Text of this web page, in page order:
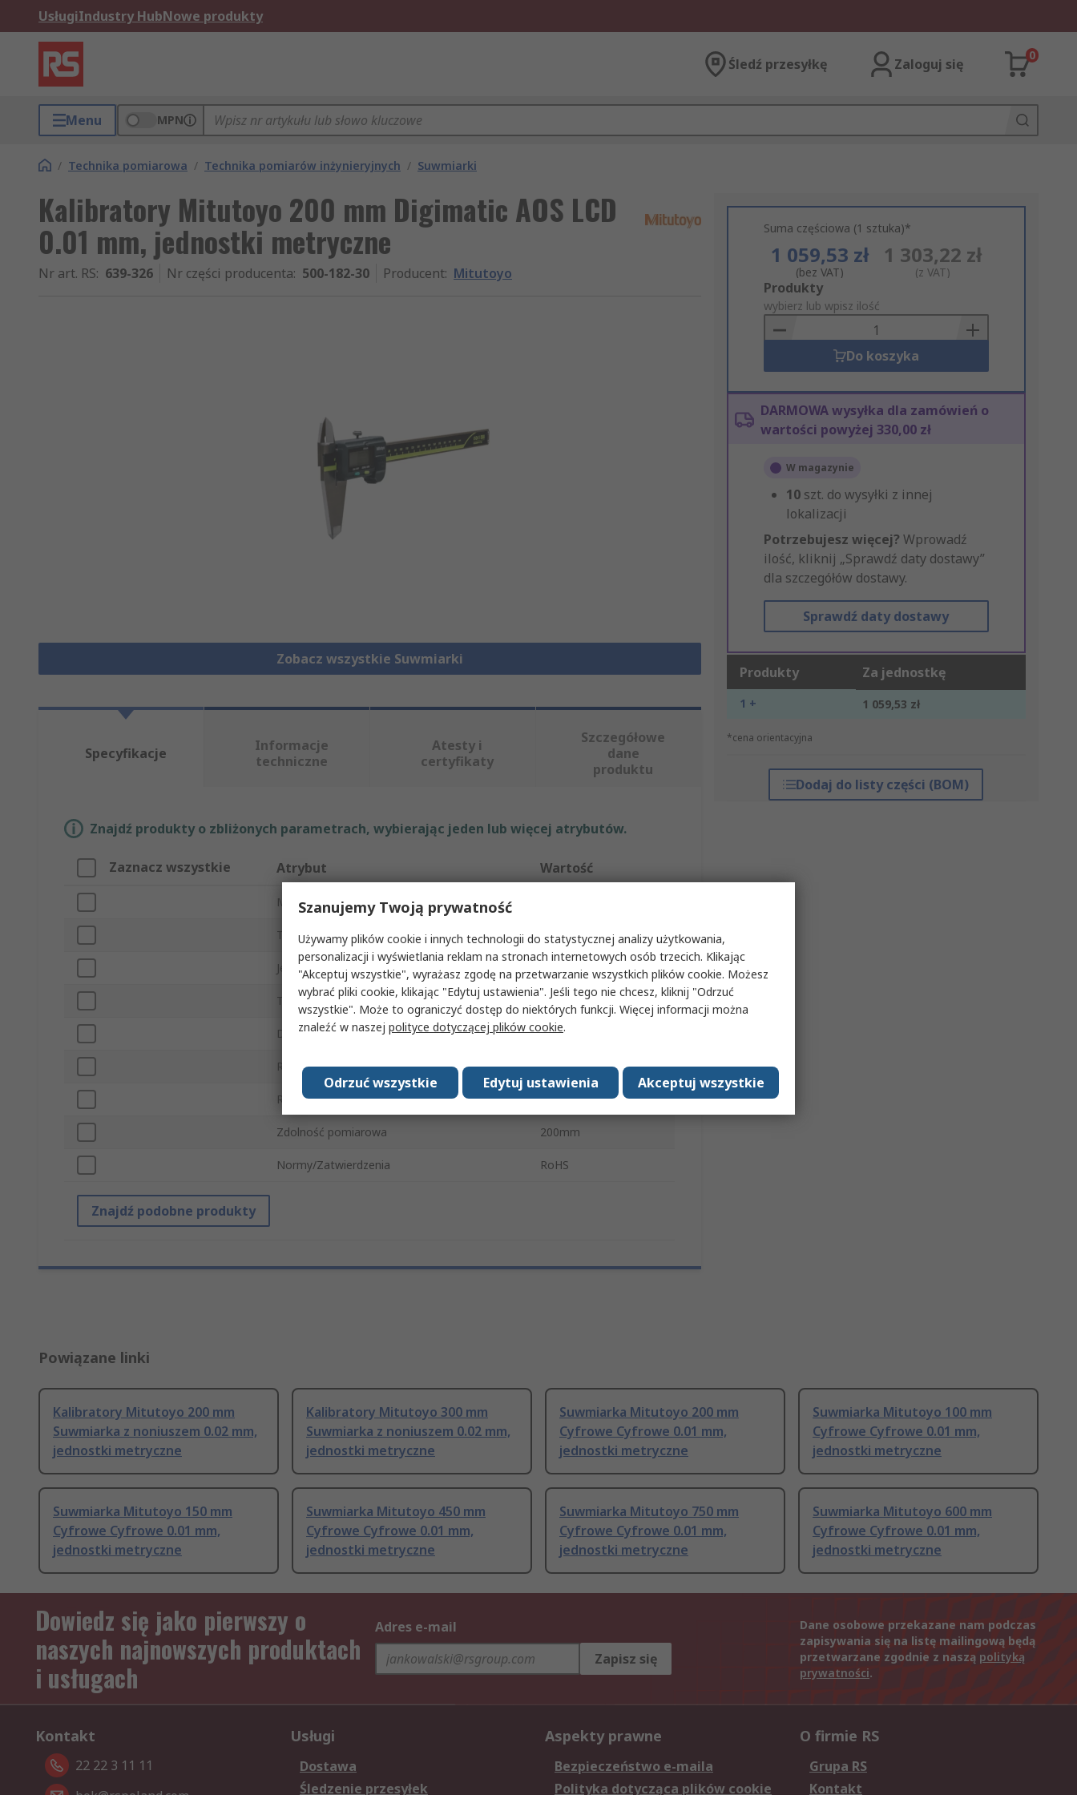
UsługiIndustry HubNowe produkty
Śledź przesyłkę Zaloguj się
0
Menu MPN
/ Technika pomiarowa / Technika pomiarów inżynieryjnych / Suwmiarki
Kalibratory Mitutoyo 200 mm Digimatic AOS LCD
0.01 mm, jednostki metryczne
Nr art. RS: 639-326 Nr części producenta: 500-182-30 Producent: Mitutoyo
Zobacz wszystkie Suwmiarki
Suma częściowa (1 sztuka)*
1 059,53 zł
(bez VAT)
1 303,22 zł
(z VAT)
Add
to
Basket
Produkty
wybierz lub wpisz ilość
Do koszyka
DARMOWA wysyłka dla zamówień o
wartości powyżej 330,00 zł
W magazynie
10 szt. do wysyłki z innej
lokalizacji
Potrzebujesz więcej? Wprowadź
ilość, kliknij „Sprawdź daty dostawy”
dla szczegółów dostawy.
Sprawdź daty dostawy
Produkty Za jednostkę
1 + 1 059,53 zł
*cena orientacyjna
Dodaj do listy części (BOM)
Specyfikacje
Informacje
techniczne
Atesty i
certyfikaty
Szczegółowe
dane
produktu
Znajdź produkty o zbliżonych parametrach, wybierając jeden lub więcej atrybutów.
Zaznacz wszystkie Atrybut Wartość
Marka
Typ produktu Kalibratory
Jednostki brytyjskie/jednostki metryczne Jednostki metryczne
Typ wyświetlacza LCD
Dokładność 0.01 mm
Rozdzielczość 0.01 mm
Rodzaj suwmiarki Digimatic AOS
Zdolność pomiarowa 200mm
Normy/Zatwierdzenia RoHS
Znajdź podobne produkty
Powiązane linki
Kalibratory Mitutoyo 200 mm
Suwmiarka z noniuszem 0.02 mm,
jednostki metryczne
Kalibratory Mitutoyo 300 mm
Suwmiarka z noniuszem 0.02 mm,
jednostki metryczne
Suwmiarka Mitutoyo 200 mm
Cyfrowe Cyfrowe 0.01 mm,
jednostki metryczne
Suwmiarka Mitutoyo 100 mm
Cyfrowe Cyfrowe 0.01 mm,
jednostki metryczne
Suwmiarka Mitutoyo 150 mm
Cyfrowe Cyfrowe 0.01 mm,
jednostki metryczne
Suwmiarka Mitutoyo 450 mm
Cyfrowe Cyfrowe 0.01 mm,
jednostki metryczne
Suwmiarka Mitutoyo 750 mm
Cyfrowe Cyfrowe 0.01 mm,
jednostki metryczne
Suwmiarka Mitutoyo 600 mm
Cyfrowe Cyfrowe 0.01 mm,
jednostki metryczne
Dowiedz się jako pierwszy o
naszych najnowszych produktach
i usługach
Adres e-mail
Zapisz się
Dane osobowe przekazane nam podczas
zapisywania się na listę mailingową będą
przetwarzane zgodnie z naszą polityką
prywatności.
Kontakt
22 22 3 11 11
Usługi
Dostawa
Śledzenie przesyłek
Aspekty prawne
Bezpieczeństwo e-maila
Polityka dotycząca plików cookie
O firmie RS
Grupa RS
Kontakt
Szanujemy Twoją prywatność
Używamy plików cookie i innych technologii do statystycznej analizy użytkowania,
personalizacji i wyświetlania reklam na stronach internetowych osób trzecich. Klikając
"Akceptuj wszystkie", wyrażasz zgodę na przetwarzanie wszystkich plików cookie. Możesz
wybrać pliki cookie, klikając "Edytuj ustawienia". Jeśli tego nie chcesz, kliknij "Odrzuć
wszystkie". Może to ograniczyć dostęp do niektórych funkcji. Więcej informacji można
znaleźć w naszej polityce dotyczącej plików cookie.
Akceptuj wszystkie
Edytuj ustawienia
Odrzuć wszystkie